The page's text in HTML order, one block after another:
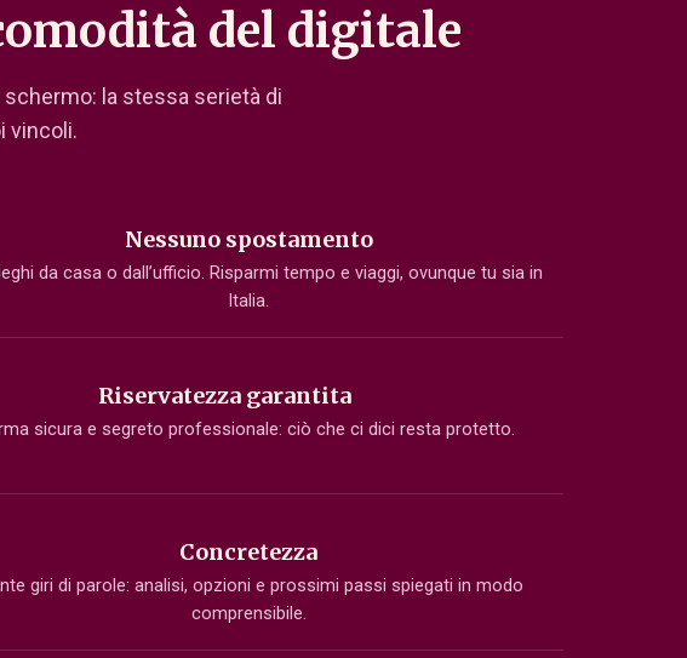
del digitale
schermo: la stessa serietà di
vincoli.
Nessuno spostamento
da casa o dall’ufficio. Risparmi tempo e viaggi, ovunque tu sia in
Italia.
Riservatezza garantita
sicura e segreto professionale: ciò che ci dici resta protetto.
Concretezza
giri di parole: analisi, opzioni e prossimi passi spiegati in modo
comprensibile.